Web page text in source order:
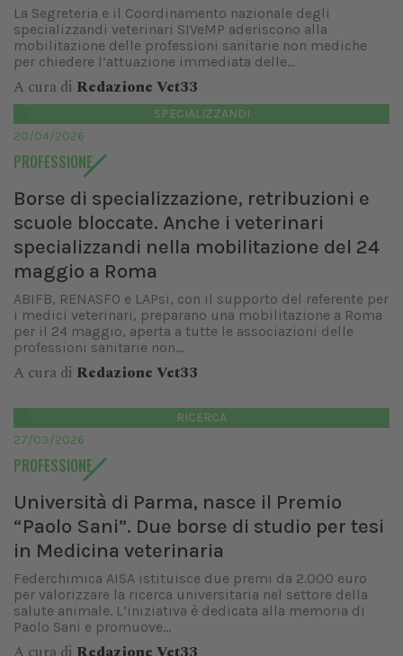
La Segreteria e il Coordinamento nazionale degli
specializzandi veterinari SIVeMP aderiscono alla
mobilitazione delle professioni sanitarie non mediche
per chiedere l’attuazione immediata delle...
A cura di Redazione Vet33
SPECIALIZZANDI
20/04/2026
PROFESSIONE
Borse di specializzazione, retribuzioni e
scuole bloccate. Anche i veterinari
specializzandi nella mobilitazione del 24
maggio a Roma
ABIFB, RENASFO e LAPsi, con il supporto del referente per
i medici veterinari, preparano una mobilitazione a Roma
per il 24 maggio, aperta a tutte le associazioni delle
professioni sanitarie non...
A cura di Redazione Vet33
RICERCA
27/03/2026
PROFESSIONE
Università di Parma, nasce il Premio
“Paolo Sani”. Due borse di studio per tesi
in Medicina veterinaria
Federchimica AISA istituisce due premi da 2.000 euro
per valorizzare la ricerca universitaria nel settore della
salute animale. L’iniziativa è dedicata alla memoria di
Paolo Sani e promuove...